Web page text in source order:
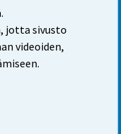
jotta sivusto
videoiden,